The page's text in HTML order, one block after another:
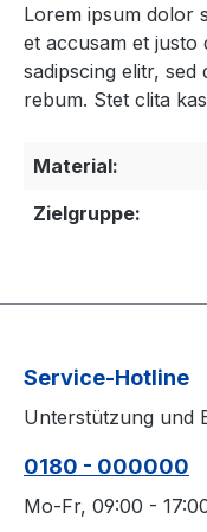
Lorem ipsum dolor
et accusam et justo
sadipscing elitr,
rebum. Stet clita
Material:
Zielgruppe:
Service-Hotline
Unterstützung und
0180 - 000000
Mo-Fr, 09:00 -